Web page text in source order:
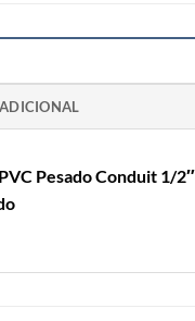
Pesado Conduit 1/